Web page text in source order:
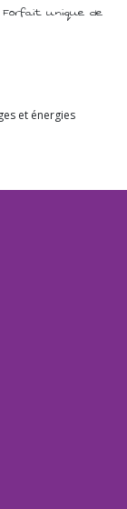
Forfait unique de
et énergies